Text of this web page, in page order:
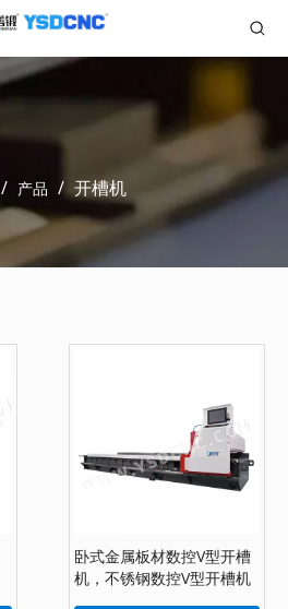
/ 产品 / 开槽机
卧式金属板材数控V型开槽
机，不锈钢数控V型开槽机